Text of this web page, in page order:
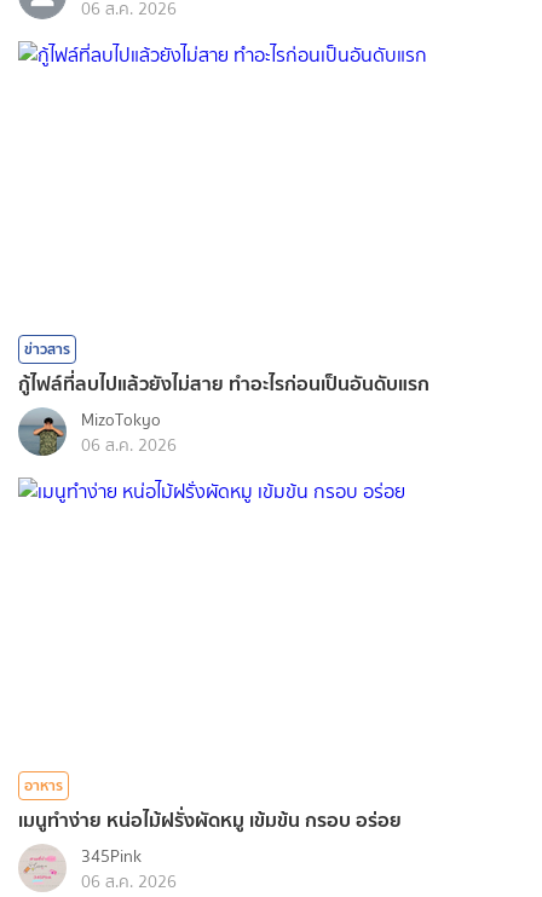
06 ส.ค. 2026
ข่าวสาร
กู้ไฟล์ที่ลบไปแล้วยังไม่สาย ทำอะไรก่อนเป็นอันดับแรก
MizoTokyo
06 ส.ค. 2026
อาหาร
เมนูทำง่าย หน่อไม้ฝรั่งผัดหมู เข้มข้น กรอบ อร่อย
345Pink
06 ส.ค. 2026